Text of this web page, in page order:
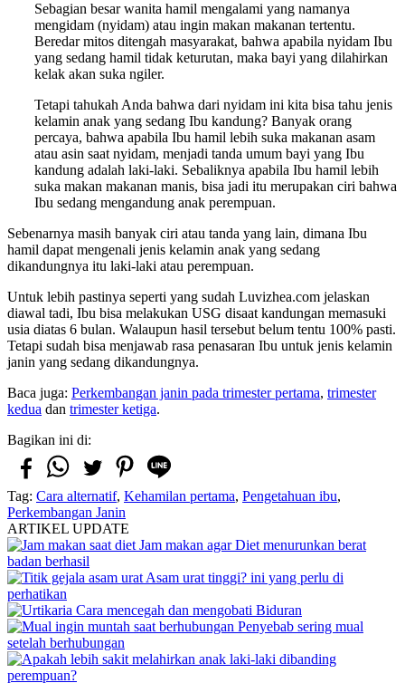
Sebagian besar wanita hamil mengalami yang namanya
mengidam (nyidam) atau ingin makan makanan tertentu.
Beredar mitos ditengah masyarakat, bahwa apabila nyidam Ibu
yang sedang hamil tidak keturutan, maka bayi yang dilahirkan
kelak akan suka ngiler.
Tetapi tahukah Anda bahwa dari nyidam ini kita bisa tahu jenis
kelamin anak yang sedang Ibu kandung? Banyak orang
percaya, bahwa apabila Ibu hamil lebih suka makanan asam
atau asin saat nyidam, menjadi tanda umum bayi yang Ibu
kandung adalah laki-laki. Sebaliknya apabila Ibu hamil lebih
suka makan makanan manis, bisa jadi itu merupakan ciri bahwa
Ibu sedang mengandung anak perempuan.
Sebenarnya masih banyak ciri atau tanda yang lain, dimana Ibu
hamil dapat mengenali jenis kelamin anak yang sedang
dikandungnya itu laki-laki atau perempuan.
Untuk lebih pastinya seperti yang sudah Luvizhea.com jelaskan
diawal tadi, Ibu bisa melakukan USG disaat kandungan memasuki
usia diatas 6 bulan. Walaupun hasil tersebut belum tentu 100% pasti.
Tetapi sudah bisa menjawab rasa penasaran Ibu untuk jenis kelamin
janin yang sedang dikandungnya.
Baca juga: Perkembangan janin pada trimester pertama, trimester
kedua dan trimester ketiga.
Bagikan ini di:
Tag: Cara alternatif, Kehamilan pertama, Pengetahuan ibu,
Perkembangan Janin
ARTIKEL UPDATE
Jam makan agar Diet menurunkan berat
badan berhasil
Asam urat tinggi? ini yang perlu di
perhatikan
Cara mencegah dan mengobati Biduran
Penyebab sering mual
setelah berhubungan